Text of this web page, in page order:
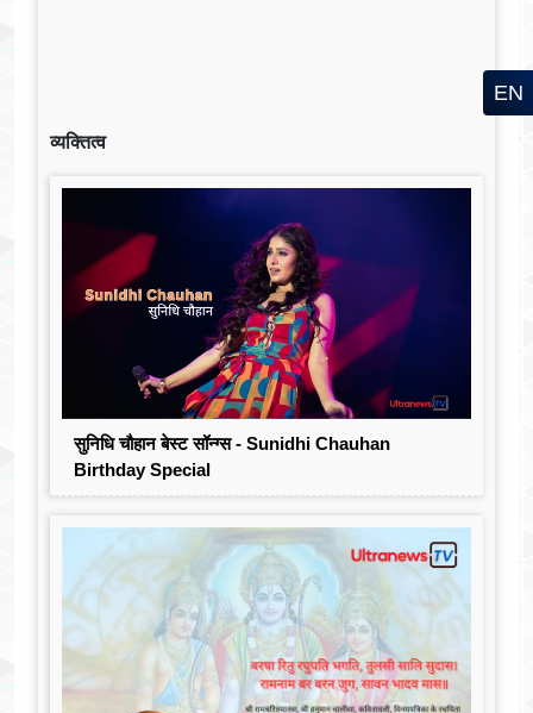
व्यक्तित्व
सुनिधि चौहान बेस्ट सॉन्ग्स - Sunidhi Chauhan
Birthday Special
EN